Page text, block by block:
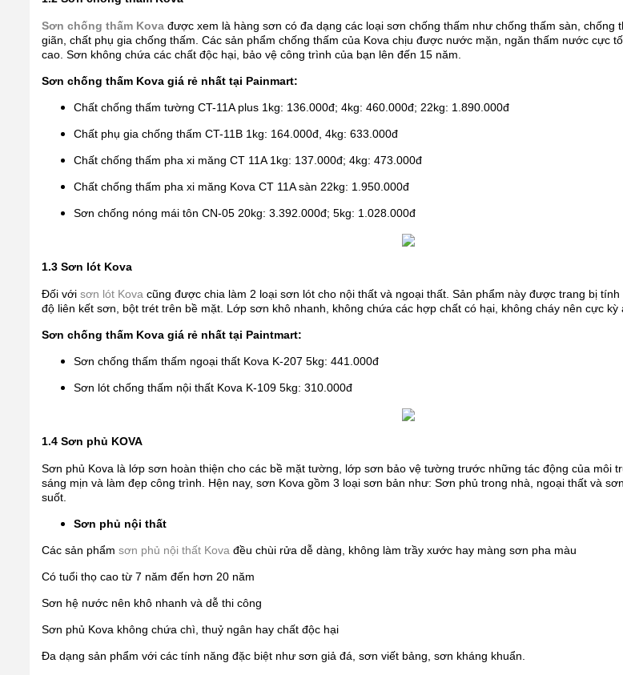
Sơn chống thấm Kova được xem là hàng sơn có đa dạng các loại sơn chống thấm như chống thấm sàn, chống
giãn, chất phụ gia chống thấm. Các sản phẩm chống thấm của Kova chịu được nước mặn, ngăn thấm nước cực
cao. Sơn không chứa các chất độc hại, bảo vệ công trình của bạn lên đến 15 năm.
Sơn chống thấm Kova giá rẻ nhất tại Painmart:
Chất chống thấm tường CT-11A plus 1kg: 136.000đ; 4kg: 460.000đ; 22kg: 1.890.000đ
Chất phụ gia chống thấm CT-11B 1kg: 164.000đ, 4kg: 633.000đ
Chất chống thấm pha xi măng CT 11A 1kg: 137.000đ; 4kg: 473.000đ
Chất chống thấm pha xi măng Kova CT 11A sàn 22kg: 1.950.000đ
Sơn chống nóng mái tôn CN-05 20kg: 3.392.000đ; 5kg: 1.028.000đ
1.3 Sơn lót Kova
Đối với sơn lót Kova cũng được chia làm 2 loại sơn lót cho nội thất và ngoại thất. Sản phẩm này được trang bị
độ liên kết sơn, bột trét trên bề mặt. Lớp sơn khô nhanh, không chứa các hợp chất có hại, không cháy nên cực kỳ
Sơn chống thấm Kova giá rẻ nhất tại Paintmart:
Sơn chống thấm thấm ngoại thất Kova K-207 5kg: 441.000đ
Sơn lót chống thấm nội thất Kova K-109 5kg: 310.000đ
1.4 Sơn phủ KOVA
Sơn phủ Kova là lớp sơn hoàn thiện cho các bề mặt tường, lớp sơn bảo vệ tường trước những tác động của môi
sáng mịn và làm đẹp công trình. Hện nay, sơn Kova gồm 3 loại sơn bản như: Sơn phủ trong nhà, ngoại thất và
suốt.
Sơn phủ nội thất
Các sản phẩm sơn phủ nội thất Kova đều chùi rửa dễ dàng, không làm trầy xước hay màng sơn pha màu
Có tuổi thọ cao từ 7 năm đến hơn 20 năm
Sơn hệ nước nên khô nhanh và dễ thi công
Sơn phủ Kova không chứa chì, thuỷ ngân hay chất độc hại
Đa dạng sản phẩm với các tính năng đặc biệt như sơn giả đá, sơn viết bảng, sơn kháng khuẩn.